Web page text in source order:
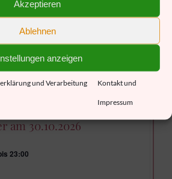
Akzeptieren
Ablehnen
anzeigen
und Verarbeitung Kontakt und
Impressum
am 30.10.2026
23:00